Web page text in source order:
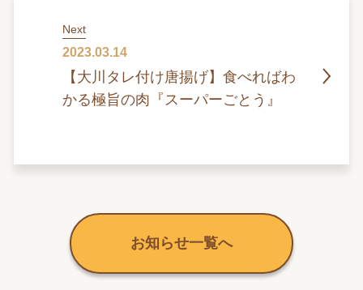
Next
2023.03.14
【大川タレ付け唐揚げ】食べればわ
かる極旨の肉『スーパーごとう』
お知らせ一覧へ